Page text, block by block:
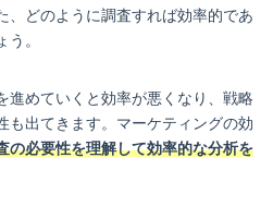
、どのように調査すれば効率的であ
。
進めていくと効率が悪くなり、戦略
も出てきます。マーケティングの効
の必要性を理解して効率的な分析を